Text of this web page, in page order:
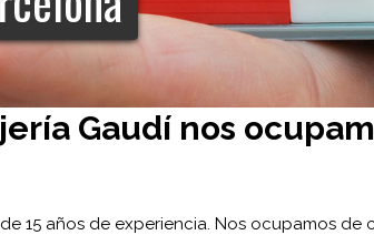
Gaudí nos
15 años de experiencia. Nos ocupamos